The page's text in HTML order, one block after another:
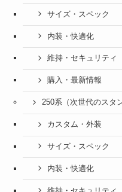
サイズ・スペック
内装・快適化
維持・セキュリティ
購入・最新情報
250系（次世代のスタ
カスタム・外装
サイズ・スペック
内装・快適化